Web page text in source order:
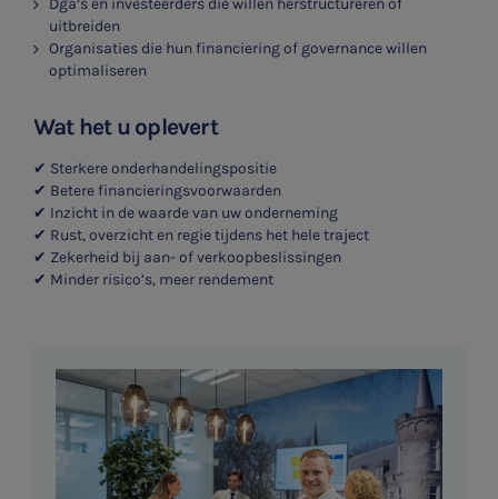
Dga’s en investeerders die willen herstructureren of
uitbreiden
Organisaties die hun financiering of governance willen
optimaliseren
Wat het u oplevert
✔ Sterkere onderhandelingspositie
✔ Betere financieringsvoorwaarden
✔ Inzicht in de waarde van uw onderneming
✔ Rust, overzicht en regie tijdens het hele traject
✔ Zekerheid bij aan- of verkoopbeslissingen
✔ Minder risico’s, meer rendement